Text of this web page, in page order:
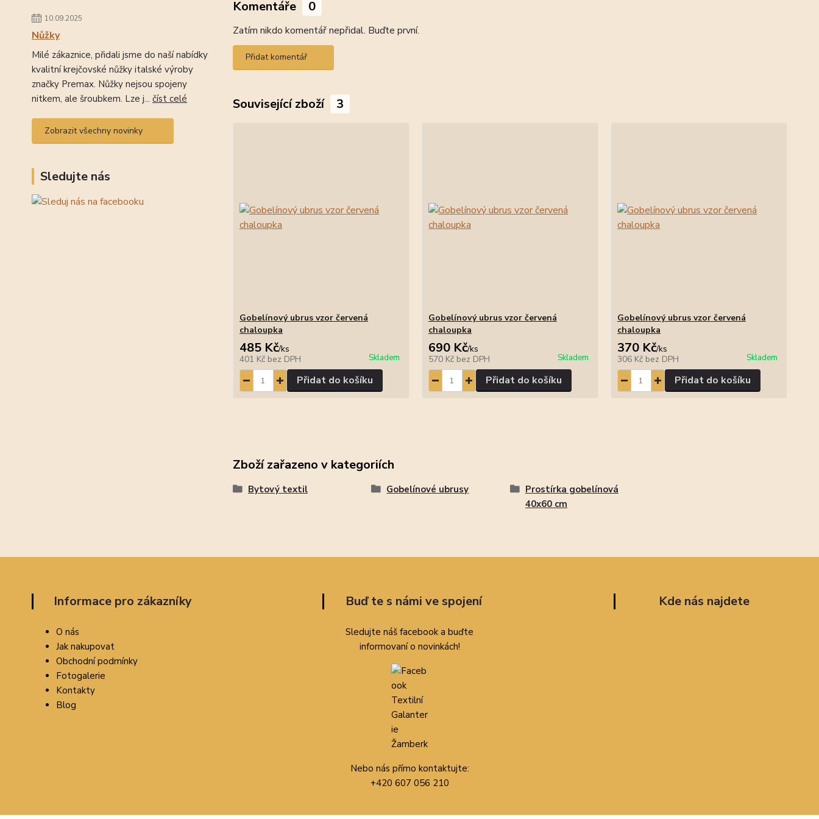
10.09.2025
Nůžky
Milé zákaznice, přidali jsme do naší nabídky
kvalitní krejčovské nůžky italské výroby
značky Premax. Nůžky nejsou spojeny
nitkem, ale šroubkem. Lze j... číst celé
Zobrazit všechny novinky
Sledujte nás
Komentáře 0
Zatím nikdo komentář nepřidal. Buďte první.
Přidat komentář
Související zboží 3
Gobelínový ubrus vzor červená
chaloupka
485 Kč/ks
401 Kč bez DPH Skladem
Přidat do košíku
Gobelínový ubrus vzor červená
chaloupka
690 Kč/ks
570 Kč bez DPH Skladem
Přidat do košíku
Gobelínový ubrus vzor červená
chaloupka
370 Kč/ks
306 Kč bez DPH Skladem
Přidat do košíku
Zboží zařazeno v kategoriích
Bytový textil Gobelínové ubrusy
Prostírka gobelínová
40x60 cm
Informace pro zákazníky
O nás
Jak nakupovat
Obchodní podmínky
Fotogalerie
Kontakty
Blog
Buď te s námi ve spojení
Sledujte náš facebook a buďte
informovaní o novinkách!
Nebo nás přímo kontaktujte:
+420 607 056 210
Kde nás najdete